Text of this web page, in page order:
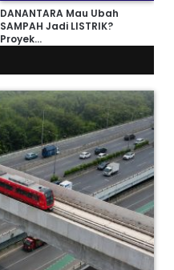
DANANTARA Mau Ubah
SAMPAH Jadi LISTRIK?
Proyek…